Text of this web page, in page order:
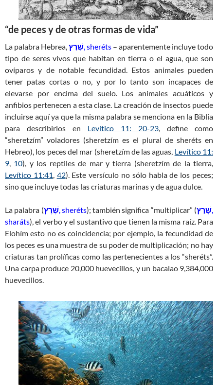
“de peces y de otras formas de vida”
La palabra Hebrea, שֶׁרֶץ , sheréts – aparentemente incluye todo
tipo de seres vivos que habitan en tierra o el agua, que son
ovíparos y de notable fecundidad. Estos animales pueden
tener patas cortas o no, y por lo tanto son incapaces de
elevarse por encima del suelo. Los animales acuáticos y
anfibios pertenecen a esta clase. La creación de insectos puede
incluirse aquí ya que la misma palabra se menciona en la Biblia
para describirlos en Levítico 11: 20-23 , define como
“sheretzím” voladores (sheretzím es el plural de sheréts en
Hebreo), los peces del mar (sheretzím de las aguas, Levítico 11:
9 10), y los reptiles de mar y tierra (sheretzím de la tierra,
Levítico 11:41 42). Este versículo no sólo habla de los peces;
sino que incluye todas las criaturas marinas y de agua dulce.
La palabra (שֶׁרֶץ, sheréts); también significa “multiplicar” (שָׁרַץ
sharáts), el verbo y el sustantivo que tienen la misma raíz. Para
Elohím esto no es coincidencia; por ejemplo, la fecundidad de
los peces es una muestra de su poder de multiplicación; no hay
criaturas tan prolíficas como las pertenecientes a los “sheréts”.
Una carpa produce 20,000 huevecillos, y un bacalao 9,384,000
huevecillos.